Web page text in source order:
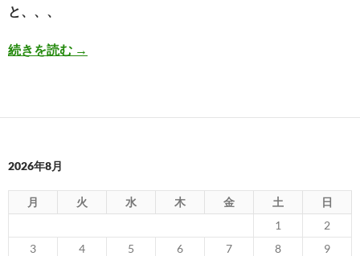
と、、、
続きを読む 海外旅行 両替手数料を抑える
→
2026年8月
月 火 水 木 金 土
日
1
2
3
4 5 6 7 8
9